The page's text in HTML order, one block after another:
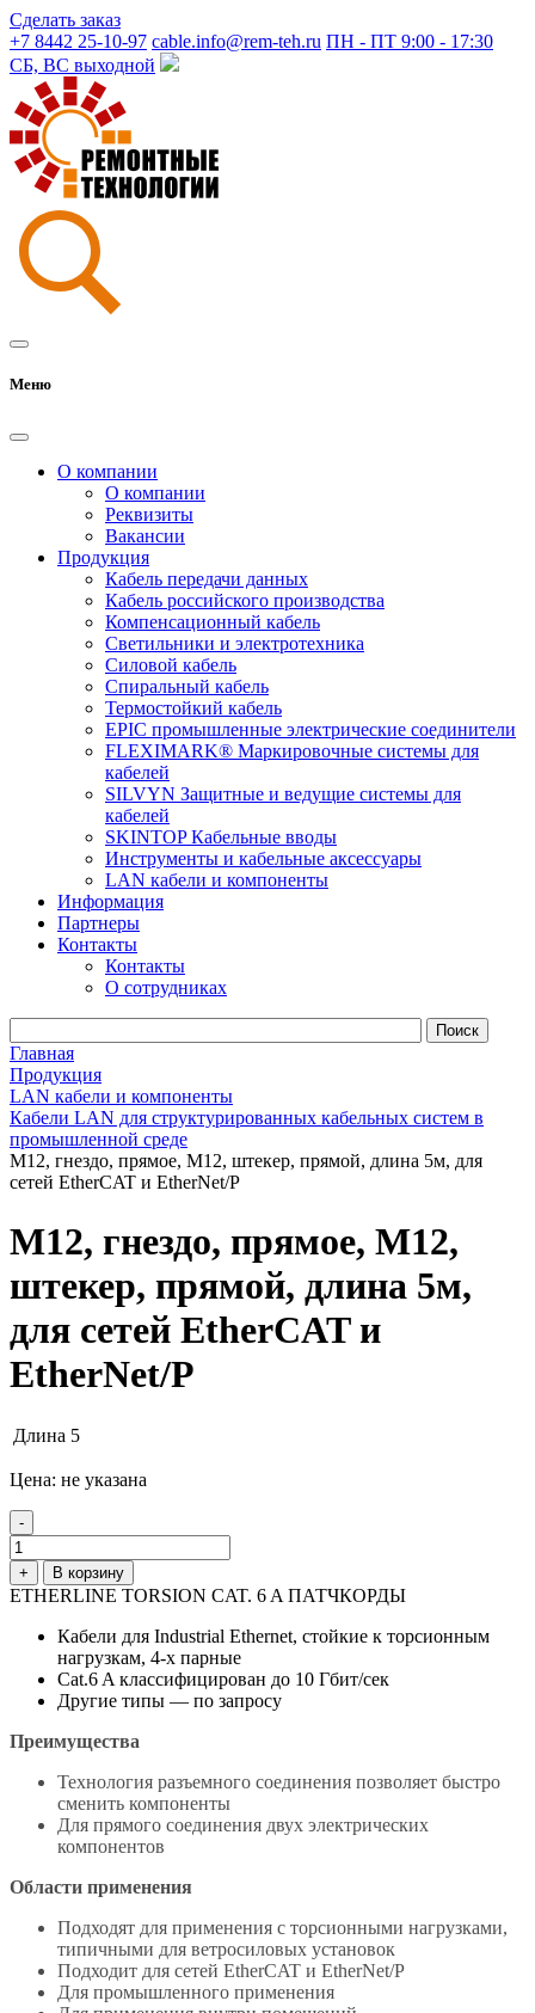
Сделать заказ
+7 8442 25-10-97 cable.info@rem-teh.ru ПН - ПТ 9:00 - 17:30
СБ, ВС выходной
Меню
О компании
О компании
Реквизиты
Вакансии
Продукция
Кабель передачи данных
Кабель российского производства
Компенсационный кабель
Светильники и электротехника
Силовой кабель
Спиральный кабель
Термостойкий кабель
EPIC промышленные электрические соединители
FLEXIMARK® Маркировочные системы для
кабелей
SILVYN Защитные и ведущие системы для
кабелей
SKINTOP Кабельные вводы
Инструменты и кабельные аксессуары
LAN кабели и компоненты
Информация
Партнеры
Контакты
Контакты
О сотрудниках
Главная
Продукция
LAN кабели и компоненты
Кабели LAN для структурированных кабельных систем в
промышленной среде
М12, гнездо, прямое, М12, штекер, прямой, длина 5м, для
сетей EtherCAT и EtherNet/P
М12, гнездо, прямое, М12,
штекер, прямой, длина 5м,
для сетей EtherCAT и
EtherNet/P
Длина 5
Цена: не указана
-
+ В корзину
ETHERLINE TORSION CAT. 6 A ПАТЧКОРДЫ
Кабели для Industrial Ethernet, стойкие к торсионным
нагрузкам, 4-х парные
Cat.6 A классифицирован до 10 Гбит/сек
Другие типы — по запросу
Преимущества
Технология разъемного соединения позволяет быстро
сменить компоненты
Для прямого соединения двух электрических
компонентов
Области применения
Подходят для применения с торсионными нагрузками,
типичными для ветросиловых установок
Подходит для сетей EtherCAT и EtherNet/P
Для промышленного применения